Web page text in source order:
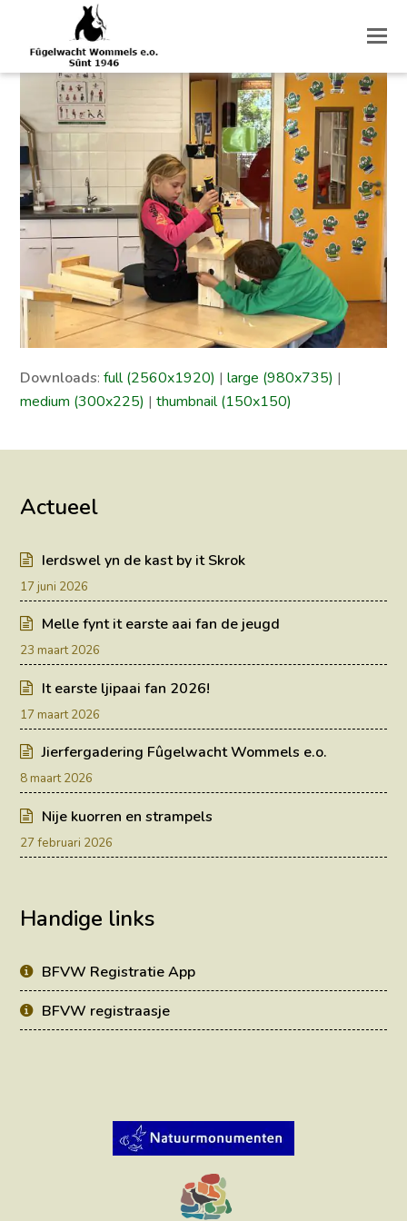
Downloads:full (2560x1920) |large (980x735) |
medium (300x225) |thumbnail (150x150)
Actueel
Ierdswel yn de kast by it Skrok
17 juni 2026
Melle fynt it earste aai fan de jeugd
23 maart 2026
It earste ljipaai fan 2026!
17 maart 2026
Jierfergadering Fûgelwacht Wommels e.o.
8 maart 2026
Nije kuorren en strampels
27 februari 2026
Handige links
BFVW Registratie App
BFVW registraasje